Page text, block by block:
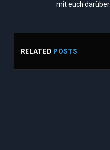
mit euch darüber.
RELATED POSTS